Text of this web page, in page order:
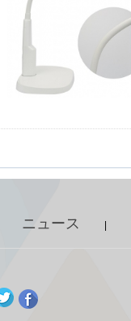
ニュース |